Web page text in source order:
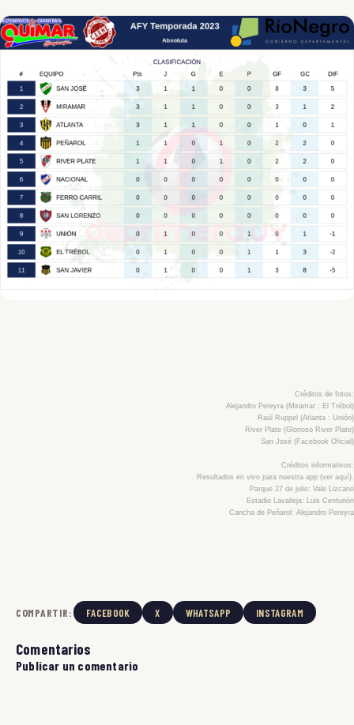
Créditos de fotos:
Alejandro Pereyra (Miramar : El Trébol)
Raúl Ruppel (Atlanta : Unión)
River Plate (Glorioso River Plate)
San José (Facebook Oficial)
Créditos informativos:
Resultados en vivo para nuestra app (ver aquí).
Parque 27 de julio: Vale Lizcano
Estadio Lavalleja: Luis Centurión
Cancha de Peñarol: Alejandro Pereyra
COMPARTIR: FACEBOOK X WHATSAPP INSTAGRAM
Comentarios
Publicar un comentario